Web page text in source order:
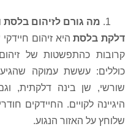
לזיהום בלסת ואיך הוא
היא זיהום חיידקי שמתפתח
של זיהום ממקור
עמוקה שהגיעה למוח
דלקתית, וגם טיפולים
החיידקים חודרים לרקמות
הנגוע.